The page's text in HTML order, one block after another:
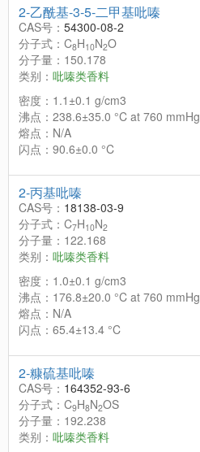
2-乙酰基-3-5-二甲基吡嗪
CAS号： 54300-08-2
分子式：C8H10N2O
分子量：150.178
类别： 吡嗪类香料
密度：1.1±0.1 g/cm3
沸点：238.6±35.0 °C at 760 mmHg
熔点：N/A
闪点：90.6±0.0 °C
2-丙基吡嗪
CAS号： 18138-03-9
分子式：C7H10N2
分子量：122.168
类别： 吡嗪类香料
密度：1.0±0.1 g/cm3
沸点：176.8±20.0 °C at 760 mmHg
熔点：N/A
闪点：65.4±13.4 °C
2-糠硫基吡嗪
CAS号： 164352-93-6
分子式：C9H8N2OS
分子量：192.238
类别： 吡嗪类香料